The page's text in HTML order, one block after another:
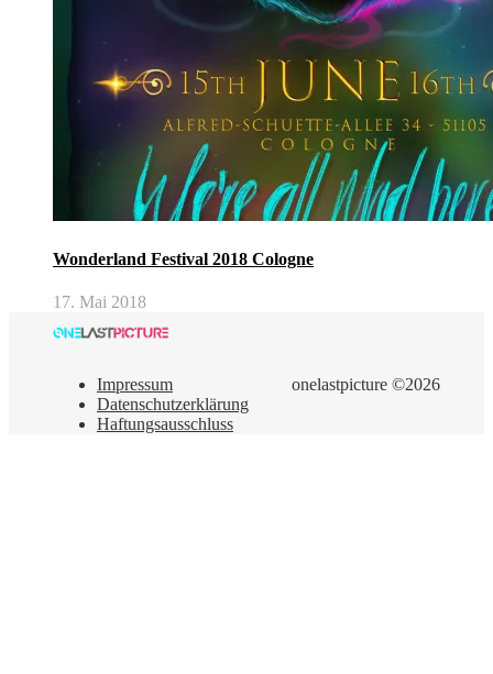
Wonderland Festival 2018 Cologne
17. Mai 2018
onelastpicture ©2026
Impressum
Datenschutzerklärung
Haftungsausschluss